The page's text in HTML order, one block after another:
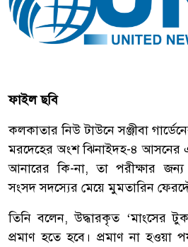
ফাইল ছবি
কলকাতার নিউ টাউনে সঞ্জীবা
মরদেহের অংশ ঝিনাইদহ-৪
আনারের কি-না, তা পরীক্ষার
সংসদ সদস্যের মেয়ে মুমতারিন
তিনি বলেন, উদ্ধারকৃত ‘মাংসের
প্রমাণ হতে হবে। প্রমাণ না হওয়া